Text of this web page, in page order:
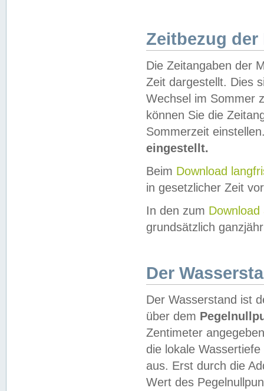
Zeitbezug der
Die Zeitangaben der
Zeit dargestellt. Dies
Wechsel im Sommer
können Sie die
Sommerzeit
eingestellt.
Beim Download
in gesetzlicher Zeit
In den zum Download
grundsätzlich
Der
Der Wasserstand ist
über dem
Zentimeter
die lokale
aus. Erst durch die
Wert des